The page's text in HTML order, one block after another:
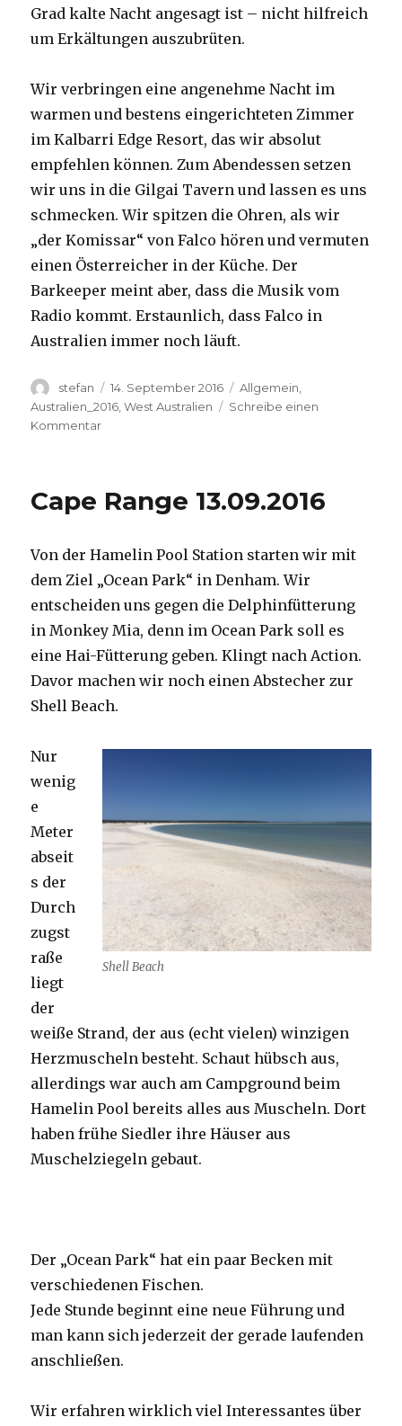
Grad kalte Nacht angesagt ist – nicht hilfreich
um Erkältungen auszubrüten.
Wir verbringen eine angenehme Nacht im
warmen und bestens eingerichteten Zimmer
im Kalbarri Edge Resort, das wir absolut
empfehlen können. Zum Abendessen setzen
wir uns in die Gilgai Tavern und lassen es uns
schmecken. Wir spitzen die Ohren, als wir
„der Komissar“ von Falco hören und vermuten
einen Österreicher in der Küche. Der
Barkeeper meint aber, dass die Musik vom
Radio kommt. Erstaunlich, dass Falco in
Australien immer noch läuft.
Autor
stefan
Veröffentlicht
am
14. September 2016 Kategorien
Allgemein
Australien_2016 ,West Australien
Schreibe einen
Kommentarzu
Cape Range 13.09.2016
Von der Hamelin Pool Station starten wir mit
dem Ziel „Ocean Park“ in Denham. Wir
entscheiden uns gegen die Delphinfütterung
in Monkey Mia, denn im Ocean Park soll es
eine Hai-Fütterung geben. Klingt nach Action.
Davor machen wir noch einen Abstecher zur
Shell Beach.
Shell Beach
Nur
wenig
e
Meter
abseit
s der
Durch
zugst
raße
liegt
der
weiße Strand, der aus (echt vielen) winzigen
Herzmuscheln besteht. Schaut hübsch aus,
allerdings war auch am Campground beim
Hamelin Pool bereits alles aus Muscheln. Dort
haben frühe Siedler ihre Häuser aus
Muschelziegeln gebaut.
Der „Ocean Park“ hat ein paar Becken mit
verschiedenen Fischen.
Jede Stunde beginnt eine neue Führung und
man kann sich jederzeit der gerade laufenden
anschließen.
Wir erfahren wirklich viel Interessantes über